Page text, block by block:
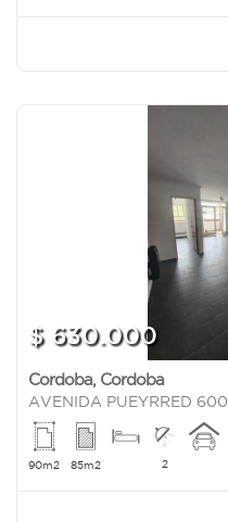
$ 630.000
Cordoba, Cordoba
AVENIDA PUEYRRED 600
90m2 85m2 2